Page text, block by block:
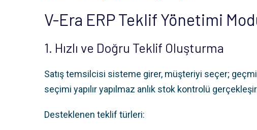
V-Era ERP Teklif Yönetimi
1. Hızlı ve Doğru Teklif Oluşturma
Satış temsilcisi sisteme girer, müşteriyi seçer;
seçimi yapılır yapılmaz anlık stok kontrolü
Desteklenen teklif türleri: